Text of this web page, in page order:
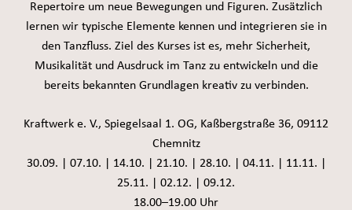
Repertoire um neue Bewegungen und Figuren. Zusätzlich
lernen wir typische Elemente kennen und integrieren sie in
den Tanzfluss. Ziel des Kurses ist es, mehr Sicherheit,
Musikalität und Ausdruck im Tanz zu entwickeln und die
bereits bekannten Grundlagen kreativ zu verbinden.
Kraftwerk e. V., Spiegelsaal 1. OG, Kaßbergstraße 36, 09112
Chemnitz
30.09. | 07.10. | 14.10. | 21.10. | 28.10. | 04.11. | 11.11. |
25.11. | 02.12. | 09.12.
18.00–19.00 Uhr